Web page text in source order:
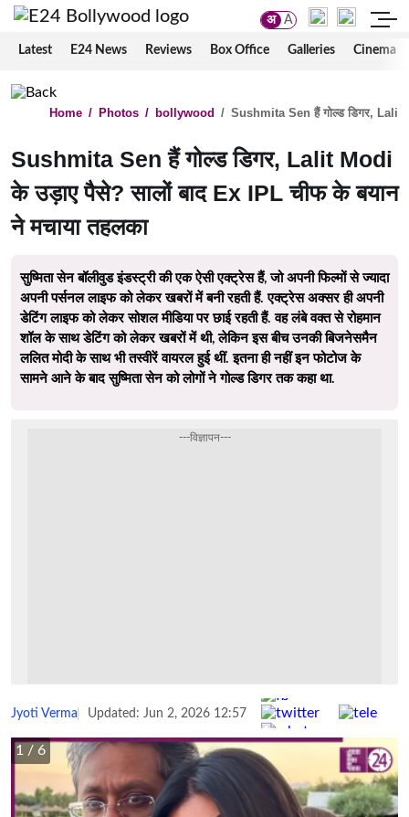
अ A
Latest E24 News Reviews Box Office Galleries Cinema
Home / Photos / bollywood / Sushmita Sen हैं गोल्ड डिगर, Lalit
Sushmita Sen हैं गोल्ड डिगर, Lalit Modi
के उड़ाए पैसे? सालों बाद Ex IPL चीफ के बयान
ने मचाया तहलका
सुष्मिता सेन बॉलीवुड इंडस्ट्री की एक ऐसी एक्ट्रेस हैं, जो अपनी फिल्मों से ज्यादा
अपनी पर्सनल लाइफ को लेकर खबरों में बनी रहती हैं. एक्ट्रेस अक्सर ही अपनी
डेटिंग लाइफ को लेकर सोशल मीडिया पर छाई रहती हैं. वह लंबे वक्त से रोहमान
शॉल के साथ डेटिंग को लेकर खबरों में थी, लेकिन इस बीच उनकी बिजनेसमैन
ललित मोदी के साथ भी तस्वीरें वायरल हुई थीं. इतना ही नहीं इन फोटोज के
सामने आने के बाद सुष्मिता सेन को लोगों ने गोल्ड डिगर तक कहा था.
---विज्ञापन---
Jyoti Verma Updated: Jun 2, 2026 12:57 Share :
1 / 6